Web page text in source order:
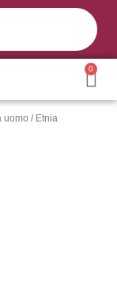
0
uomo / Etnia